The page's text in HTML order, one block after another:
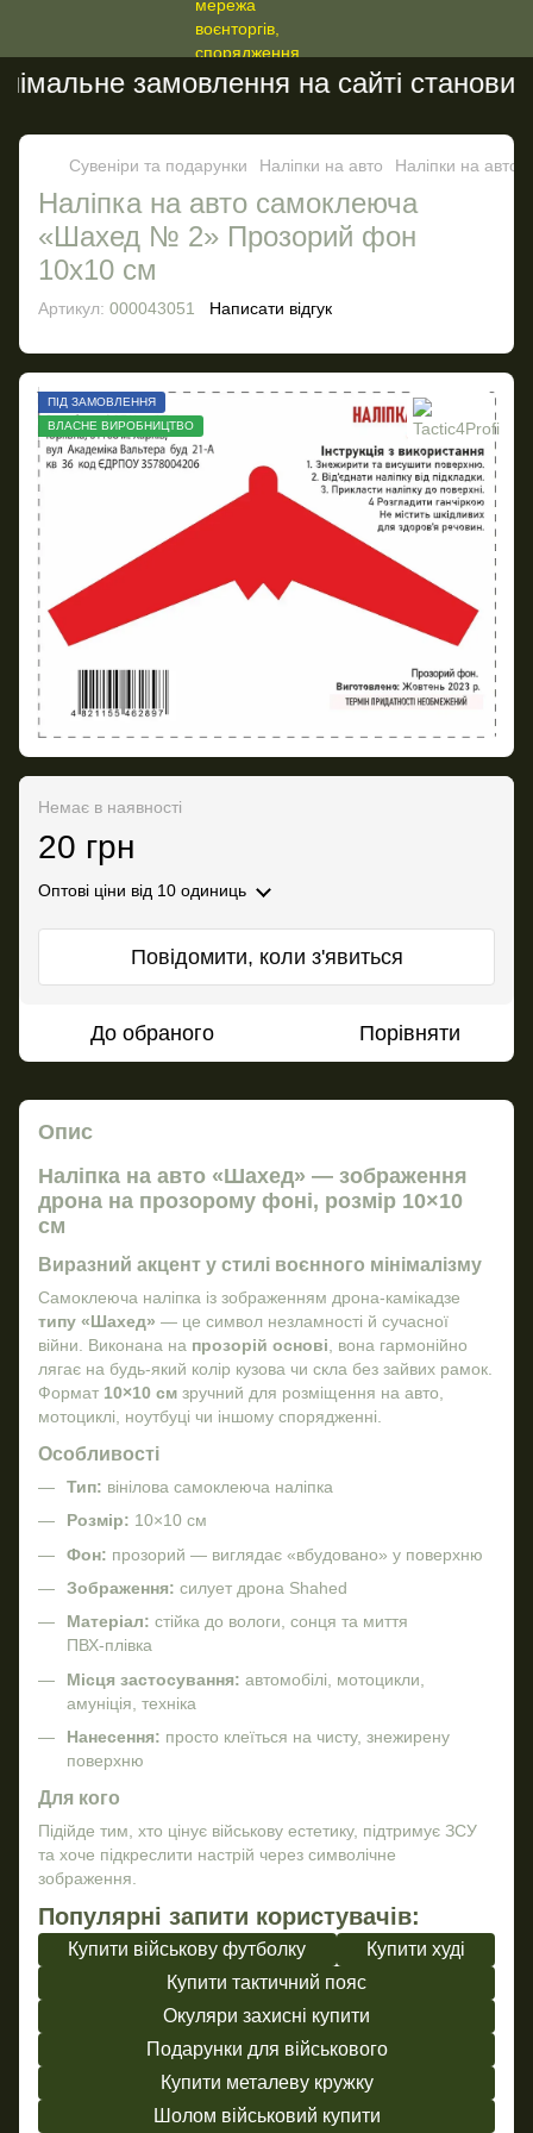
замовлення на сайті становить
Сувеніри та подарунки Наліпки на авто Наліпки на авто
Наліпка на авто самоклеюча
«Шахед № 2» Прозорий фон
10х10 см
Артикул: 000043051 Написати відгук
ПІД ЗАМОВЛЕННЯ
ВЛАСНЕ ВИРОБНИЦТВО
Немає в наявності
20 грн
Оптові ціни від 10 одиниць
Повідомити, коли з'явиться
До обраного Порівняти
Опис
Наліпка на авто «Шахед» — зображення
дрона на прозорому фоні, розмір 10×10
см
Виразний акцент у стилі воєнного мінімалізму
Самоклеюча наліпка із зображенням дрона-камікадзе
типу «Шахед» — це символ незламності й сучасної
війни. Виконана на прозорій основі , вона гармонійно
лягає на будь-який колір кузова чи скла без зайвих рамок.
Формат 10×10 см зручний для розміщення на авто,
мотоциклі, ноутбуці чи іншому спорядженні.
Особливості
Тип: вінілова самоклеюча наліпка
Розмір: 10×10 см
Фон: прозорий — виглядає «вбудовано» у поверхню
Зображення: силует дрона Shahed
Матеріал: стійка до вологи, сонця та миття
ПВХ‑плівка
Місця застосування: автомобілі, мотоцикли,
амуніція, техніка
Нанесення: просто клеїться на чисту, знежирену
поверхню
Для кого
Підійде тим, хто цінує військову естетику, підтримує ЗСУ
та хоче підкреслити настрій через символічне
зображення.
Популярні запити користувачів:
Купити військову футболку
Купити худі
Купити тактичний пояс
Окуляри захисні купити
Подарунки для військового
Купити металеву кружку
Шолом військовий купити